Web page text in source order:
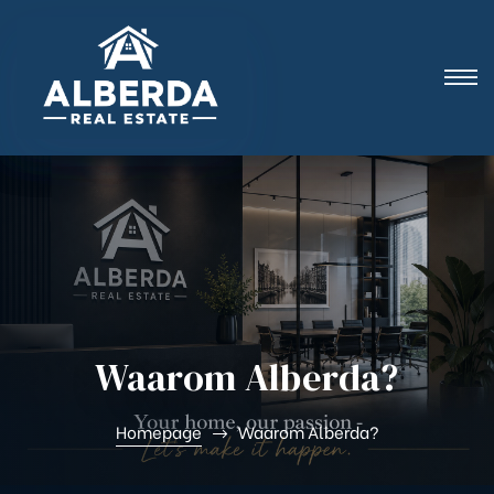
Waarom Alberda?
Homepage Waarom Alberda?